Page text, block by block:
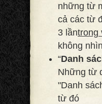
những từ
cả các từ
3 lầntrong
không
“Danh
Những từ
"Danh
từ đó